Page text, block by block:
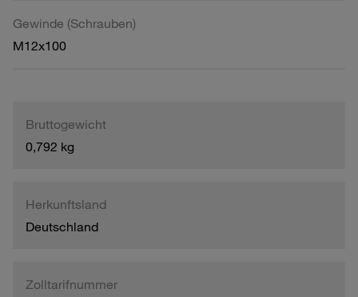
Gewinde (Schrauben)
M12x100
Bruttogewicht
0,792 kg
Herkunftsland
Deutschland
Zolltarifnummer